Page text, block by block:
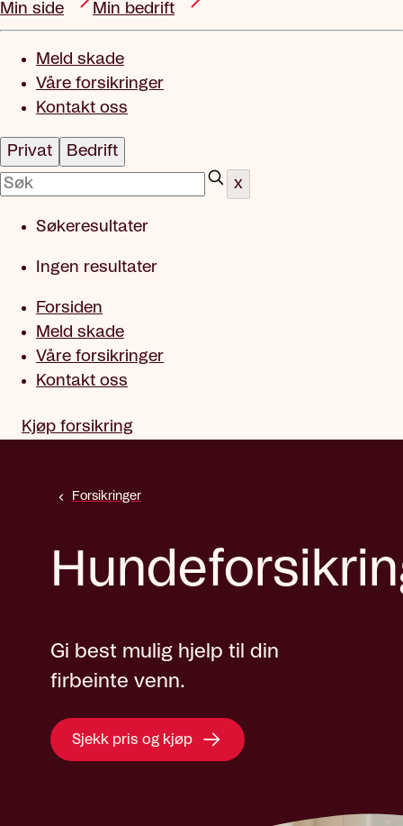
Min side Min bedrift
Meld skade
Våre forsikringer
Kontakt oss
Privat
Bedrift
x
Søkeresultater
Ingen resultater
Forsiden
Meld skade
Våre forsikringer
Kontakt oss
Kjøp forsikring
Forsikringer
Gi best mulig hjelp til din
firbeinte venn.
Sjekk pris og kjøp